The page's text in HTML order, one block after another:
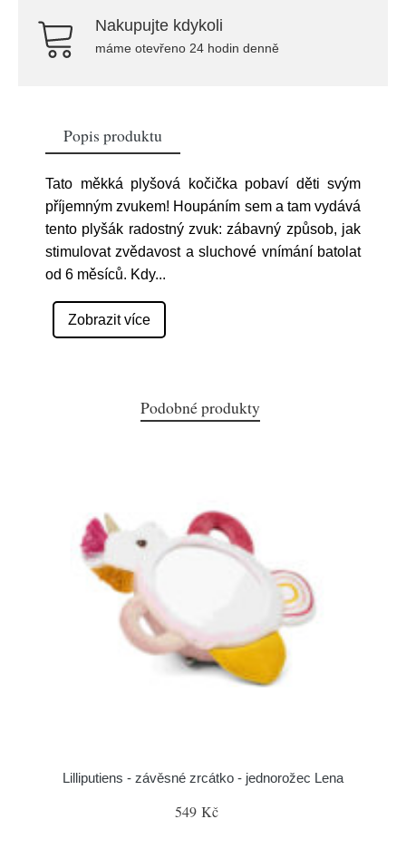
Nakupujte kdykoli
máme otevřeno 24 hodin denně
Popis produktu
Tato měkká plyšová kočička pobaví děti svým
příjemným zvukem! Houpáním sem a tam vydává
tento plyšák radostný zvuk: zábavný způsob, jak
stimulovat zvědavost a sluchové vnímání batolat
od 6 měsíců. Kdy...
Zobrazit více
Podobné produkty
Lilliputiens - závěsné zrcátko - jednorožec Lena
549 Kč